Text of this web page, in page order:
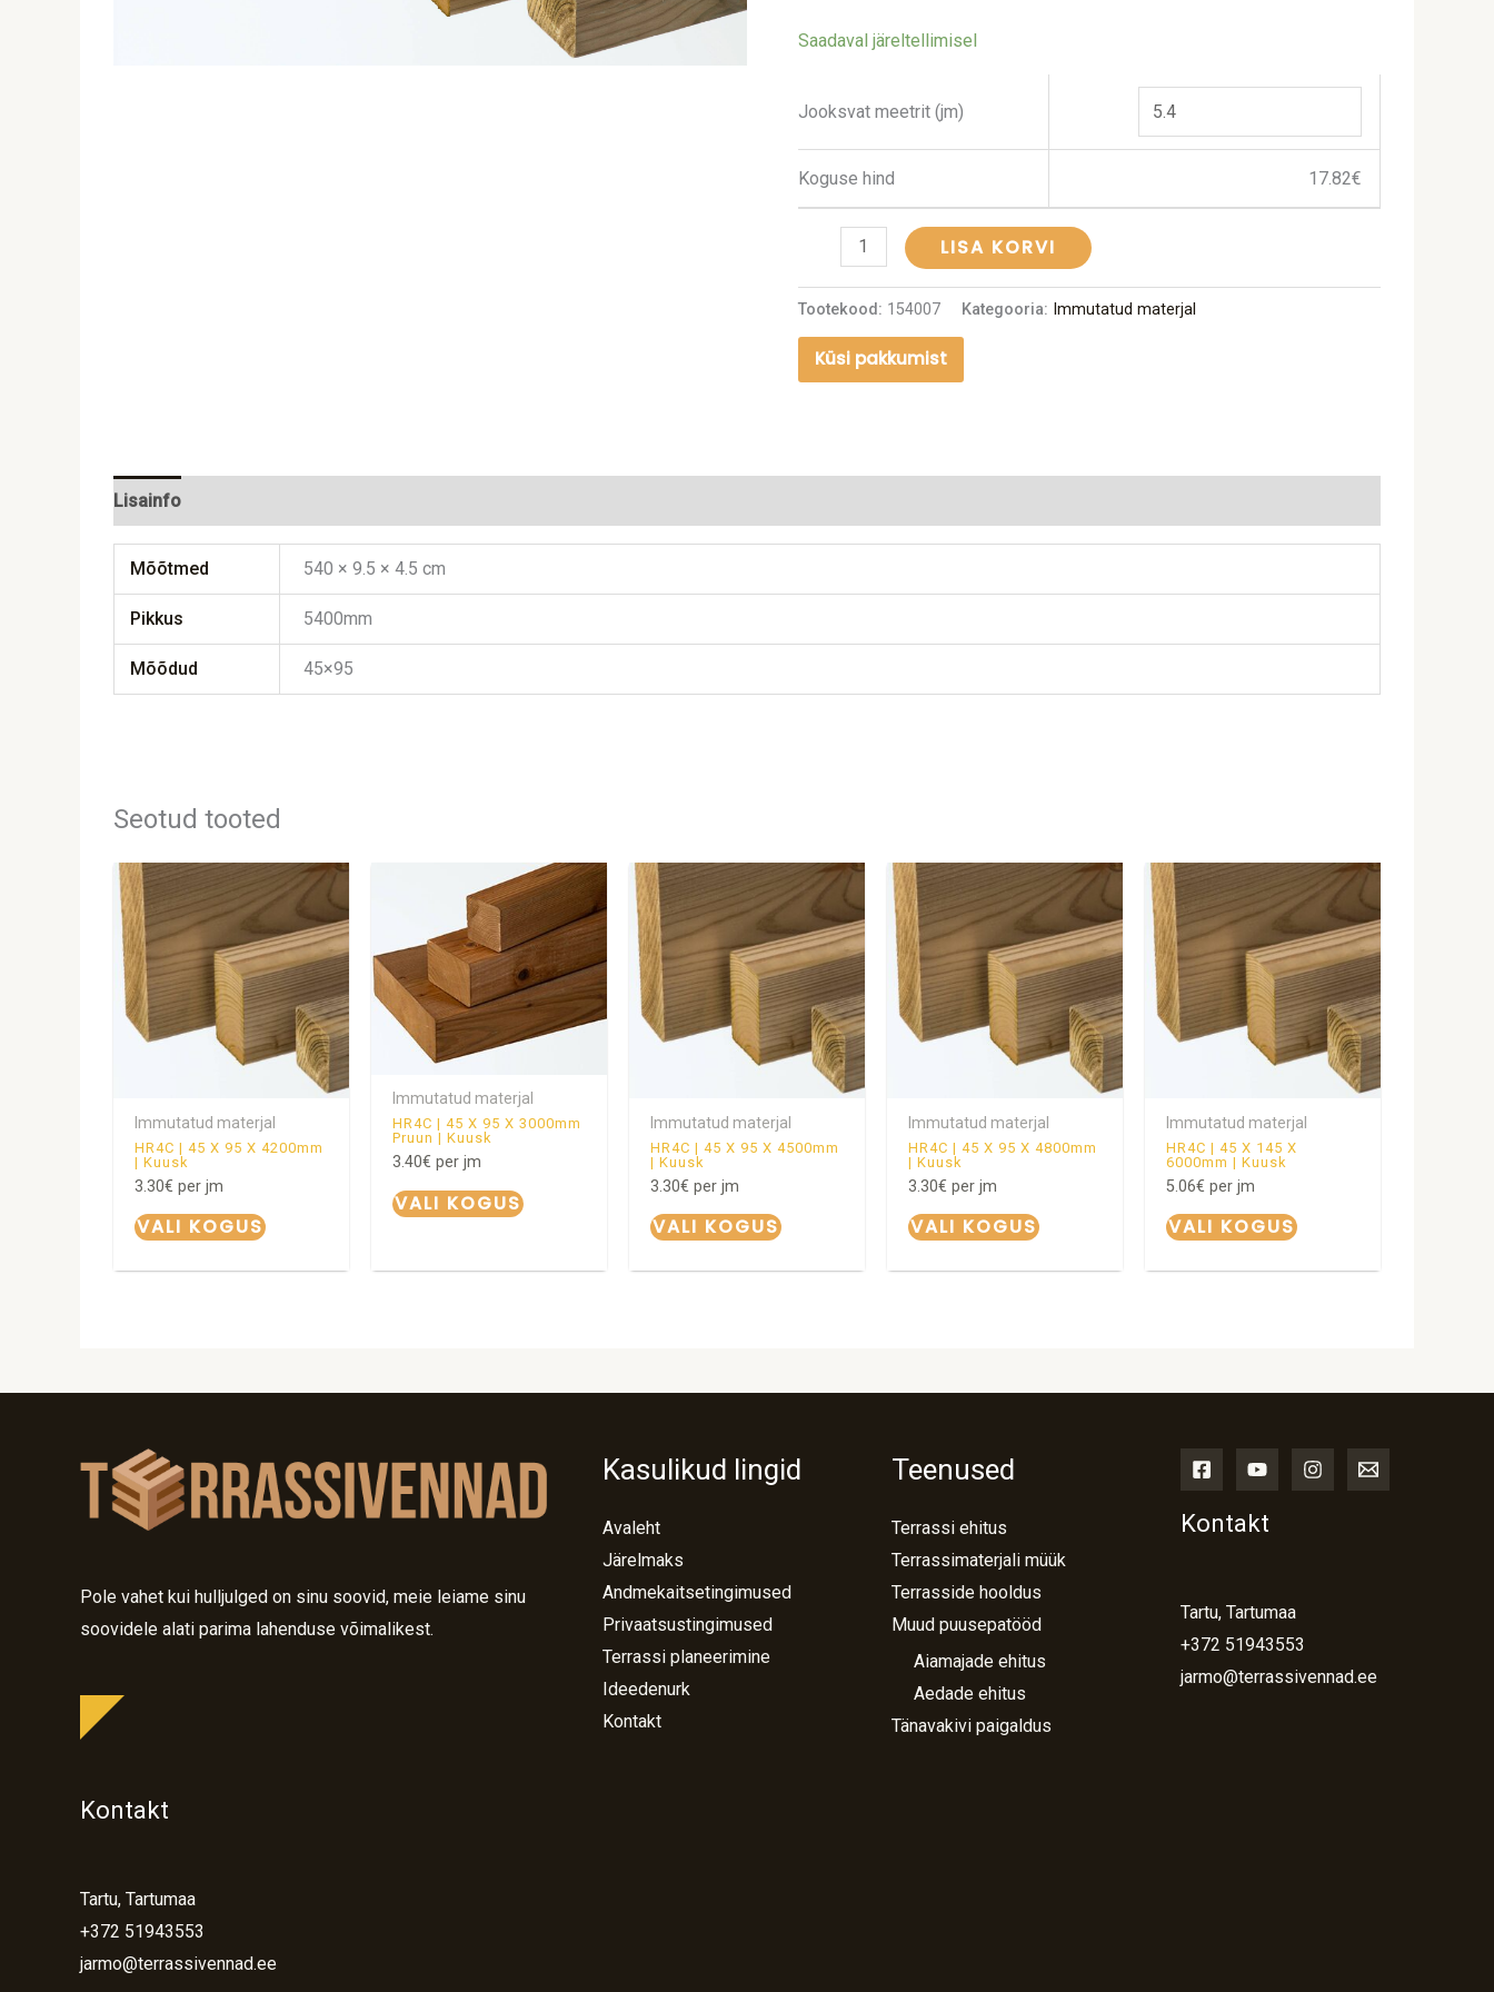
Saadaval järeltellimisel
Jooksvat meetrit (jm)
Koguse hind 17.82€
LISA KORVI
Tootekood: 154007 Kategooria: Immutatud materjal
Küsi pakkumist
Lisainfo
Mõõtmed 540 × 9.5 × 4.5 cm
Pikkus 5400mm
Mõõdud 45×95
Seotud tooted
Immutatud materjal
HR4C | 45 X 95 X 4200mm
| Kuusk
3.30€ per jm
VALI KOGUS
Immutatud materjal
HR4C | 45 X 95 X 3000mm
Pruun | Kuusk
3.40€ per jm
VALI KOGUS
Immutatud materjal
HR4C | 45 X 95 X 4500mm
| Kuusk
3.30€ per jm
VALI KOGUS
Immutatud materjal
HR4C | 45 X 95 X 4800mm
| Kuusk
3.30€ per jm
VALI KOGUS
Immutatud materjal
HR4C | 45 X 145 X
6000mm | Kuusk
5.06€ per jm
VALI KOGUS
Pole vahet kui hulljulged on sinu soovid, meie leiame sinu
soovidele alati parima lahenduse võimalikest.
Kontakt
Tartu, Tartumaa
+372 51943553
jarmo@terrassivennad.ee
Kasulikud lingid
Avaleht
Järelmaks
Andmekaitsetingimused
Privaatsustingimused
Terrassi planeerimine
Ideedenurk
Kontakt
Teenused
Terrassi ehitus
Terrassimaterjali müük
Terrasside hooldus
Muud puusepatööd
Aiamajade ehitus
Aedade ehitus
Tänavakivi paigaldus
Kontakt
Tartu, Tartumaa
+372 51943553
jarmo@terrassivennad.ee